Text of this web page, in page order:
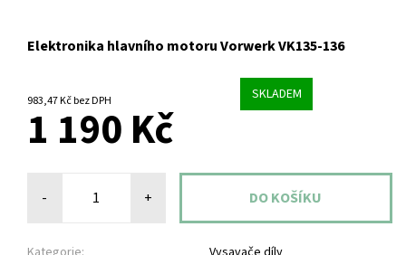
Elektronika hlavního motoru Vorwerk VK135-136
983,47 Kč bez DPH SKLADEM
1 190 Kč
- +